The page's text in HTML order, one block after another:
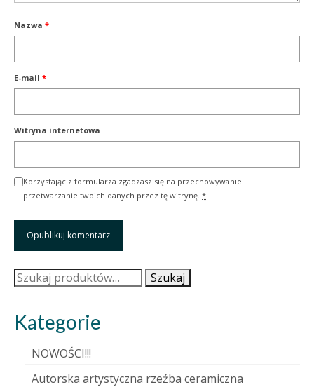
Nazwa *
E-mail *
Witryna internetowa
Korzystając z formularza zgadzasz się na przechowywanie i
przetwarzanie twoich danych przez tę witrynę. *
Szukaj: Szukaj
Kategorie
NOWOŚCI!!!
Autorska artystyczna rzeźba ceramiczna